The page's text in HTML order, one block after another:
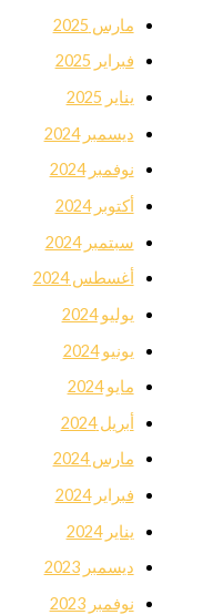
مارس 2025
فبراير 2025
يناير 2025
ديسمبر 2024
نوفمبر 2024
أكتوبر 2024
سبتمبر 2024
أغسطس 2024
يوليو 2024
يونيو 2024
مايو 2024
أبريل 2024
مارس 2024
فبراير 2024
يناير 2024
ديسمبر 2023
نوفمبر 2023